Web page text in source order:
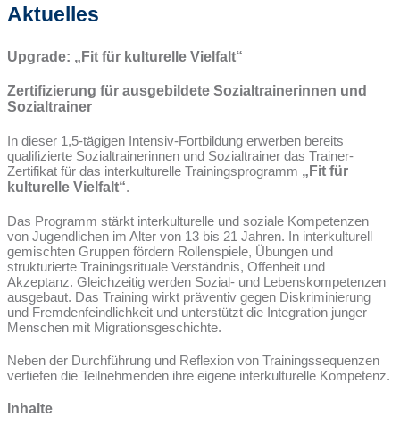
Aktuelles
Upgrade: „Fit für kulturelle Vielfalt“
Zertifizierung für ausgebildete Sozialtrainerinnen und
Sozialtrainer
In dieser 1,5-tägigen Intensiv-Fortbildung erwerben bereits
qualifizierte Sozialtrainerinnen und Sozialtrainer das Trainer-
Zertifikat für das interkulturelle Trainingsprogramm „Fit für
kulturelle Vielfalt“.
Das Programm stärkt interkulturelle und soziale Kompetenzen
von Jugendlichen im Alter von 13 bis 21 Jahren. In interkulturell
gemischten Gruppen fördern Rollenspiele, Übungen und
strukturierte Trainingsrituale Verständnis, Offenheit und
Akzeptanz. Gleichzeitig werden Sozial- und Lebenskompetenzen
ausgebaut. Das Training wirkt präventiv gegen Diskriminierung
und Fremdenfeindlichkeit und unterstützt die Integration junger
Menschen mit Migrationsgeschichte.
Neben der Durchführung und Reflexion von Trainingssequenzen
vertiefen die Teilnehmenden ihre eigene interkulturelle Kompetenz.
Inhalte